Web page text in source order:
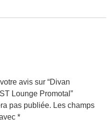
avis sur “Divan
Lounge Promotal”
pas publiée. Les champs
*